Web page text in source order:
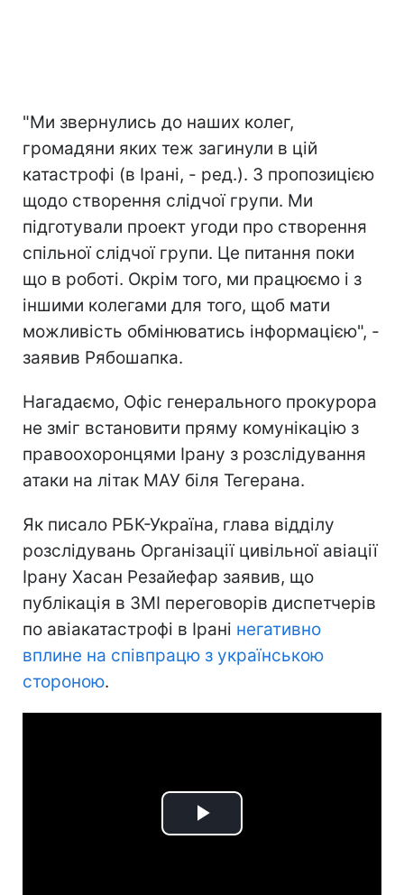
"Ми звернулись до наших колег,
громадяни яких теж загинули в цій
катастрофі (в Ірані, - ред.). З пропозицією
щодо створення слідчої групи. Ми
підготували проект угоди про створення
спільної слідчої групи. Це питання поки
що в роботі. Окрім того, ми працюємо і з
іншими колегами для того, щоб мати
можливість обмінюватись інформацією", -
заявив Рябошапка.
Нагадаємо, Офіс генерального прокурора
не зміг встановити пряму комунікацію з
правоохоронцями Ірану з розслідування
атаки на літак МАУ біля Тегерана.
Як писало РБК-Україна, глава відділу
розслідувань Організації цивільної авіації
Ірану Хасан Резайефар заявив, що
публікація в ЗМІ переговорів диспетчерів
по авіакатастрофі в Ірані негативно
вплине на співпрацю з українською
стороною.
Play